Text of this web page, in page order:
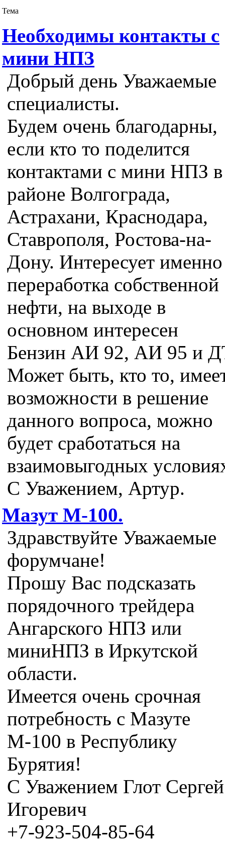
Тема
Необходимы контакты с
мини НПЗ
Добрый день Уважаемые
специалисты.
Будем очень благодарны,
если кто то поделится
контактами с мини НПЗ в
районе Волгограда,
Астрахани, Краснодара,
Ставрополя, Ростова-на-
Дону. Интересует именно
переработка собственной
нефти, на выходе в
основном интересен
Бензин АИ 92, АИ 95 и
Может быть, кто то,
возможности в решение
данного вопроса, можно
будет сработаться на
взаимовыгодных
С Уважением, Артур.
Мазут М-100.
Здравствуйте Уважаемые
форумчане!
Прошу Вас подсказать
порядочного трейдера
Ангарского НПЗ или
миниНПЗ в Иркутской
области.
Имеется очень срочная
потребность с Мазуте
М-100 в Республику
Бурятия!
С Уважением Глот Сергей
Игоревич
+7-923-504-85-64